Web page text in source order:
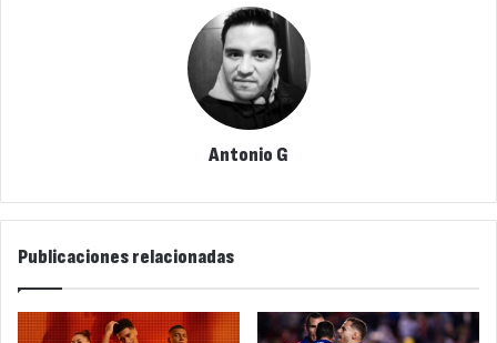
Antonio G
Publicaciones relacionadas